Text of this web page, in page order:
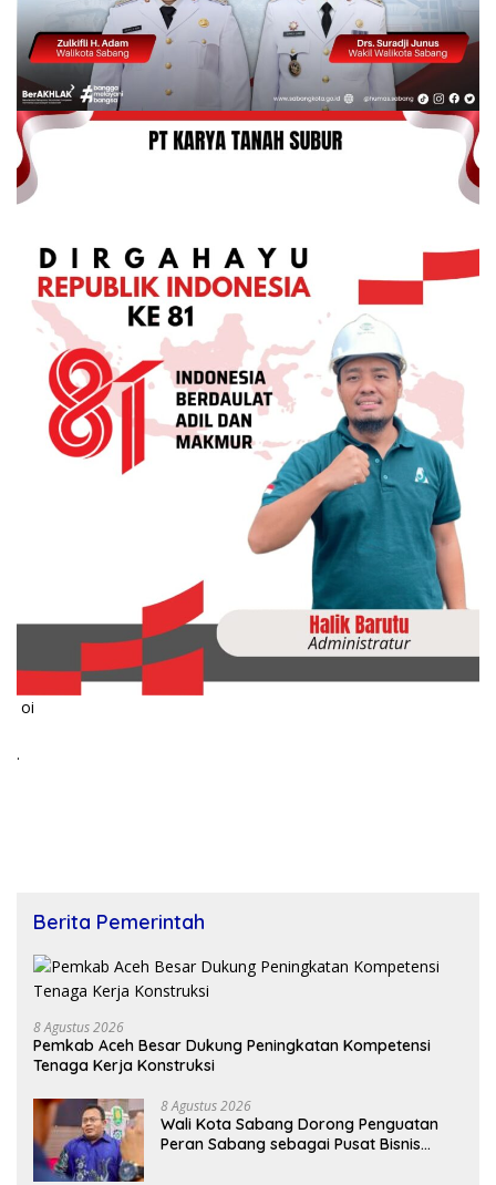
oi
.
Berita Pemerintah
8 Agustus 2026
Pemkab Aceh Besar Dukung Peningkatan Kompetensi
Tenaga Kerja Konstruksi
8 Agustus 2026
Wali Kota Sabang Dorong Penguatan
Peran Sabang sebagai Pusat Bisnis